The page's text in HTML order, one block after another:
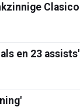
Clasico
en 23 assists'